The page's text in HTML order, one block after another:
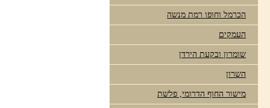
הכרמל וחופו רמת מנשה
העמקים
שומרון ובקעת הירדן
השרון
מישור החוף הדרומי, פלשת